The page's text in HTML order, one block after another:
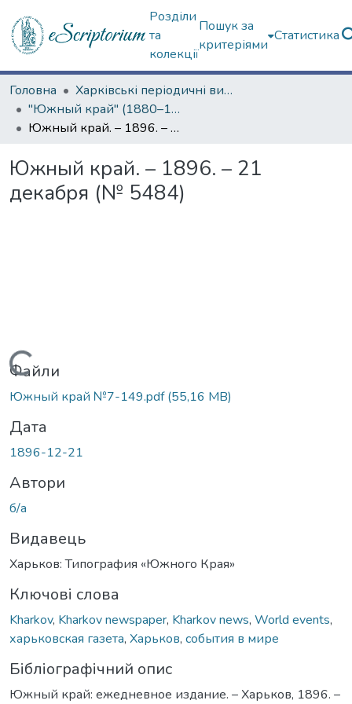
Розділи
та
колекції
Пошук за
критеріями
Статистика
Головна
Харківські періодичні видання
"Южный край" (1880–1919 гг.)
Южный край. – 1896. – 21 декабря (№ 5484)
Южный край. – 1896. – 21
декабря (№ 5484)
Вантажиться...
Файли
Южный край №7-149.pdf(55,16 MB)
Дата
1896-12-21
Автори
б/а
Видавець
Харьков: Типография «Южного Края»
Ключові слова
Kharkov, Kharkov newspaper, Kharkov news, World events,
харьковская газета, Харьков, события в мире
Бібліографічний опис
Южный край: ежедневное издание. – Харьков, 1896. –